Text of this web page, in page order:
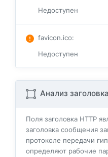
Недоступен
favicon.ico:
Недоступен
Анализ
Поля заголовка HTTP
заголовка сообщения
протоколе передачи
определяют рабочие